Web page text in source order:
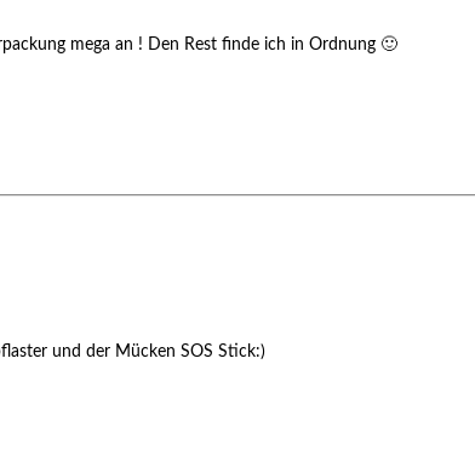
mega an ! Den Rest finde ich in Ordnung 🙂
und der Mücken SOS Stick:)